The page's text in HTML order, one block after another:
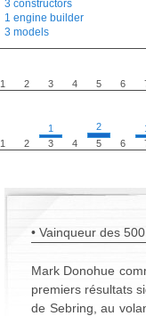
3 constructors
1 engine builder
3 models
1 2 3 4 5 6
1 2
1
3
4
2
5
6
• Vainqueur des
Mark Donohue
premiers résultats
de Sebring, au